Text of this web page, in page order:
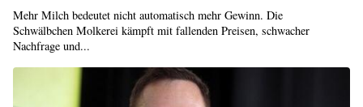
Mehr Milch bedeutet nicht automatisch mehr Gewinn. Die
Schwälbchen Molkerei kämpft mit fallenden Preisen, schwacher
Nachfrage und...